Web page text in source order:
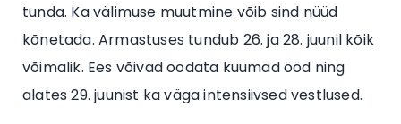
tunda. Ka välimuse muutmine võib sind nüüd
kõnetada. Armastuses tundub 26. ja 28. juunil kõik
võimalik. Ees võivad oodata kuumad ööd ning
alates 29. juunist ka väga intensiivsed vestlused.